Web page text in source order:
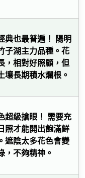
典也最普遍！
陽明
子湖主力品種。花
，相對好照顧，但
壤長期積水爛根。
超級搶眼！
需要充
照才能開出飽滿鮮
遮陰太多花色會變
，不夠精神。